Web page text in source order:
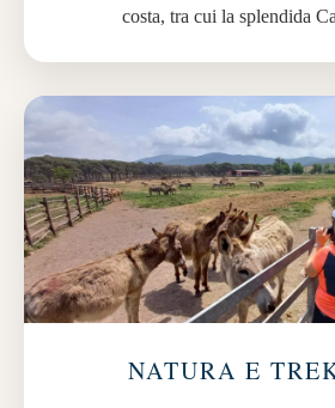
costa, tra cui la splendida
NATURA E